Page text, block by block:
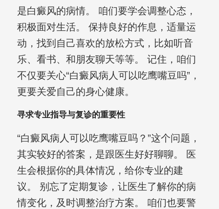
是白癜风的病情。 咱们要学会调整心态，
积极面对生活。 保持良好的作息，适量运
动，找到自己喜欢的放松方式，比如听音
乐、看书、和朋友聊天等等。 记住，咱们
不仅要关心“白癜风病人可以吃鹰嘴豆吗”，
更要关爱自己的身心健康。
寻求专业指导与复诊的重要性
“白癜风病人可以吃鹰嘴豆吗？”这个问题，
其实较好的答案，是跟医生好好聊聊。 医
生会根据你的具体情况，给你专业的建
议。 别忘了定期复诊，让医生了解你的病
情变化，及时调整治疗方案。 咱们也要警